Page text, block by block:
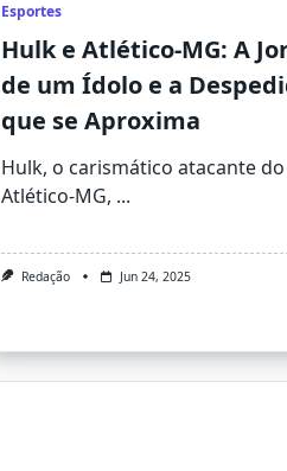
Esportes
Hulk e Atlético-MG: A
de um Ídolo e a
que se Aproxima
Hulk, o carismático atacante do
Atlético-MG, ...
Redação Jun 24, 2025